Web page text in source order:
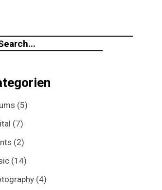
(5)
(7)
(2)
(14)
(4)